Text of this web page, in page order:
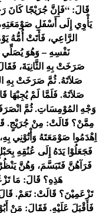
قَالَ: “فَإِنَّ جُرَيْجًا كَانَ
يَأْوِي إِلَى أَسْفَلِ
الرَّاعِي، فَأَتَتْ أُمُّهُ
نَفْسِهِ – وَهُوَ يُصَلِّي
صَرَخَتْ بِهِ الثَّانِيَةَ،
صَلاَتَهُ. ثُمَّ صَرَخَتْ بِهِ
صَلاَتَهُ. فَلَمَّا لَمْ يُجِبْهَا
وَجْهِ المُوْمِسَاتِ. ثُمَّ
مِمَّنْ؟ قَالَتْ: مِنْ جُرَيْجٍ.
اِهْدَمُوا صَوْمَعَتَهُ وَأْتُوْنِي
فَجَعَلُوْا يَدَهُ إِلَى عُنُقِهِ
فَرَآهُنَّ فَتَبَسَّمَ، وَهُنَّ
هَذِهِ؟ قَالَ: مَا
تَزْعَمِيْنَ؟ قَالَتْ: نَعَمْ.
فَأَقْبَلَ عَلَيْهِ. فَقَالَ: مَنْ